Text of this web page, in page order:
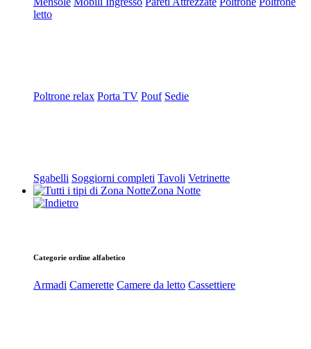
letto
Poltrone relax Porta TV Pouf Sedie
Sgabelli Soggiorni completi Tavoli Vetrinette
Zona Notte
Categorie ordine alfabetico
Armadi Camerette Camere da letto Cassettiere